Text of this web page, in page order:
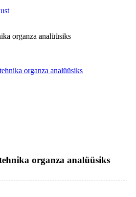
organza analüüsiks
organza analüüsiks